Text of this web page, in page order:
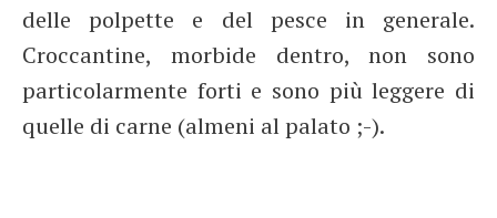
delle polpette e del pesce in generale.
Croccantine, morbide dentro, non sono
particolarmente forti e sono più leggere di
quelle di carne (almeni al palato ;-).